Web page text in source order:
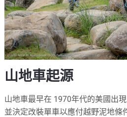
山地車起源
山地車最早在 1970年代的美國出
並決定改裝單車以應付越野泥地條